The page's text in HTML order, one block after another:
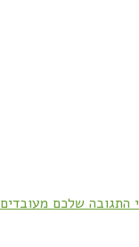
התגובה שלכם מעובדים